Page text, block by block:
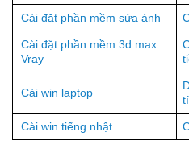
Cài đặt phần mềm sửa ảnh
Cài đặt phần mềm 3d max
Vray
Cài win laptop
Cài win tiếng nhật